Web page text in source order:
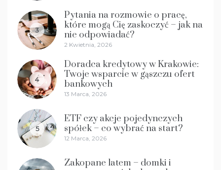
3
Pytania na rozmowie o pracę,
które mogą Cię zaskoczyć – jak na
nie odpowiadać?
2 Kwietnia, 2026
4
Doradca kredytowy w Krakowie:
Twoje wsparcie w gąszczu ofert
bankowych
13 Marca, 2026
5
ETF czy akcje pojedynczych
spółek – co wybrać na start?
12 Marca, 2026
Zakopane latem – domki i